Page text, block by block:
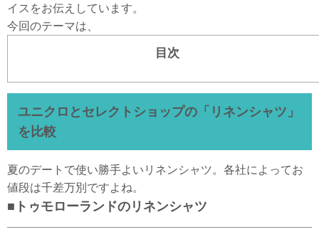
イスをお伝えしています。
今回のテーマは、
目次
ユニクロとセレクトショップの「リネンシャツ」
を比較
夏のデートで使い勝手よいリネンシャツ。各社によってお
値段は千差万別ですよね。
■トゥモローランドのリネンシャツ